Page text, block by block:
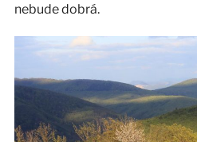
nebude dobrá.